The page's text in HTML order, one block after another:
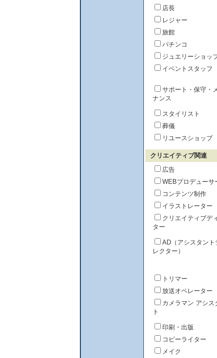
店長
レジャー
旅館
パチンコ
ジュエリーショッ
イベントスタッフ
サポート・保守・
ナンス
スタイリスト
葬儀
リユースショップ
クリエイティブ関連
広告
WEBプロデューサ
コンテンツ制作
イラストレーター
クリエイティブデ
ター
AD（アシスタント
レクター）
トリマー
放送オペレーター
カメラマン アシス
ト
印刷・出版
コピーライター
メイク